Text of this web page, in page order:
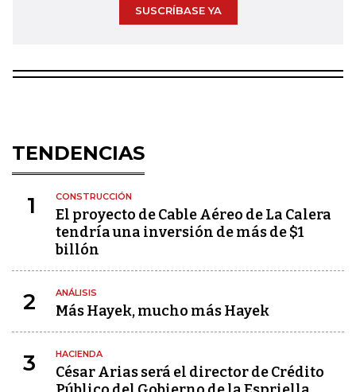
SUSCRÍBASE YA
TENDENCIAS
1 CONSTRUCCIÓN
El proyecto de Cable Aéreo de La Calera
tendría una inversión de más de $1
billón
2 ANÁLISIS
Más Hayek, mucho más Hayek
3 HACIENDA
César Arias será el director de Crédito